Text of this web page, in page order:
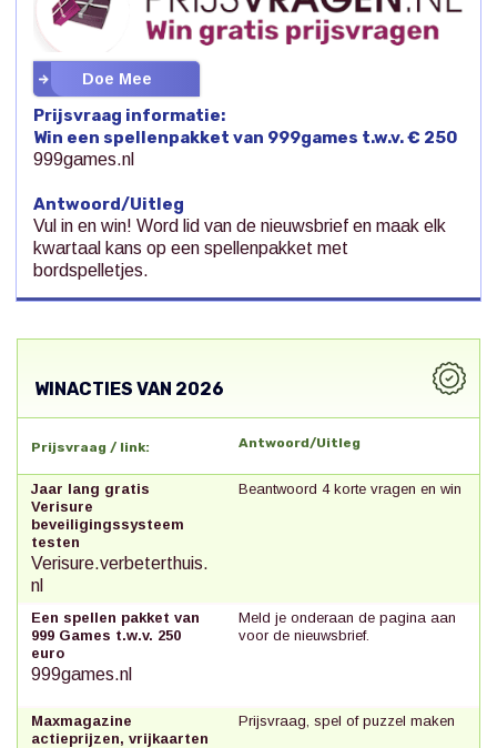
Doe Mee
Prijsvraag informatie:
Win een spellenpakket van 999games t.w.v. € 250
999games.nl
Antwoord/Uitleg
Vul in en win! Word lid van de nieuwsbrief en maak elk
kwartaal kans op een spellenpakket met
bordspelletjes.
WINACTIES VAN 2026
Prijsvraag / link: Antwoord/Uitleg
Jaar lang gratis
Verisure
beveiligingssysteem
testen
Verisure.verbeterthuis.
nl
Beantwoord 4 korte vragen en win
Een spellen pakket van
999 Games t.w.v. 250
euro
999games.nl
Meld je onderaan de pagina aan
voor de nieuwsbrief.
Maxmagazine
actieprijzen, vrijkaarten
Prijsvraag, spel of puzzel maken